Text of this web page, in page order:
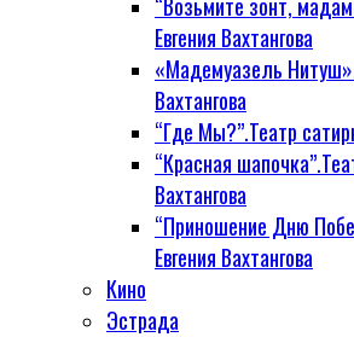
Евгения Вахтангова
«Мадемуазель
Вахтангова
“Где Мы?”.Театр
“Красная
Вахтангова
“Приношение Дню
Евгения Вахтангова
Кино
Эстрада